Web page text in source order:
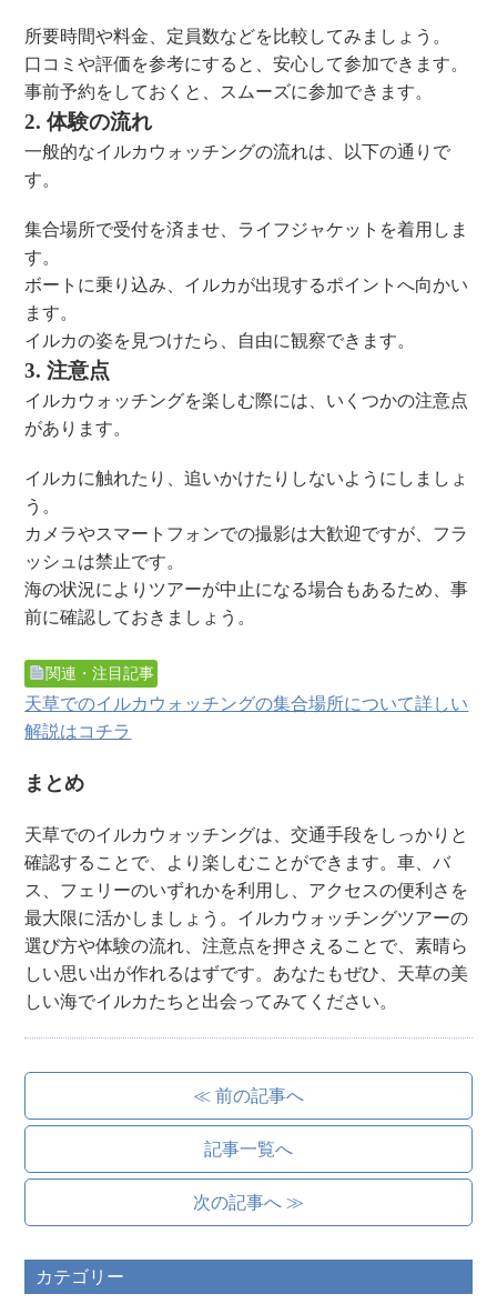
所要時間や料金、定員数などを比較してみましょう。
口コミや評価を参考にすると、安心して参加できます。
事前予約をしておくと、スムーズに参加できます。
2. 体験の流れ
一般的なイルカウォッチングの流れは、以下の通りで
す。
集合場所で受付を済ませ、ライフジャケットを着用しま
す。
ボートに乗り込み、イルカが出現するポイントへ向かい
ます。
イルカの姿を見つけたら、自由に観察できます。
3. 注意点
イルカウォッチングを楽しむ際には、いくつかの注意点
があります。
イルカに触れたり、追いかけたりしないようにしましょ
う。
カメラやスマートフォンでの撮影は大歓迎ですが、フラ
ッシュは禁止です。
海の状況によりツアーが中止になる場合もあるため、事
前に確認しておきましょう。
関連・注目記事
天草でのイルカウォッチングの集合場所について詳しい
解説はコチラ
まとめ
天草でのイルカウォッチングは、交通手段をしっかりと
確認することで、より楽しむことができます。車、バ
ス、フェリーのいずれかを利用し、アクセスの便利さを
最大限に活かしましょう。イルカウォッチングツアーの
選び方や体験の流れ、注意点を押さえることで、素晴ら
しい思い出が作れるはずです。あなたもぜひ、天草の美
しい海でイルカたちと出会ってみてください。
≪ 前の記事へ
記事一覧へ
次の記事へ ≫
カテゴリー